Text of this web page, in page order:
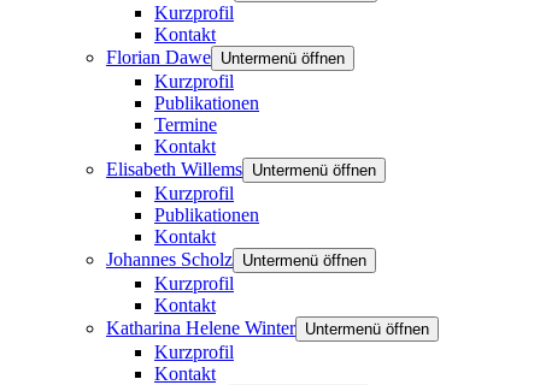
Kurzprofil
Kontakt
Florian Dawe Untermenü öffnen
Kurzprofil
Publikationen
Termine
Kontakt
Elisabeth Willems Untermenü öffnen
Kurzprofil
Publikationen
Kontakt
Johannes Scholz Untermenü öffnen
Kurzprofil
Kontakt
Katharina Helene Winter Untermenü öffnen
Kurzprofil
Kontakt